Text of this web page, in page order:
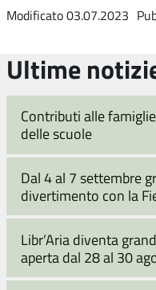
Modificato 03.07.2023
Ultime
Contributi alle
delle scuole
Dal 4 al 7 settembre
divertimento con la
Libr’Aria diventa
aperta dal 28 al 30